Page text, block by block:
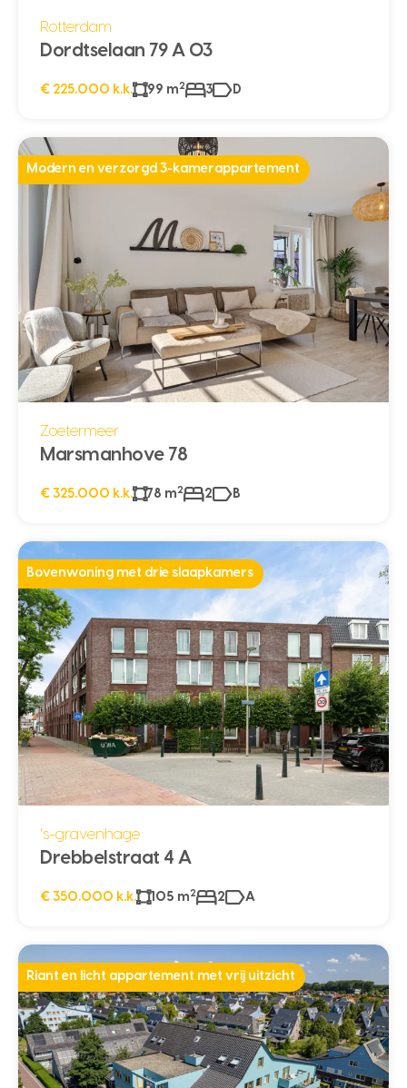
Rotterdam
Dordtselaan 79 A 03
€ 225.000 k.k. 99 m2 3 D
Modern en verzorgd 3-kamerappartement
Zoetermeer
Marsmanhove 78
€ 325.000 k.k. 78 m2 2 B
Bovenwoning met drie slaapkamers
's-gravenhage
Drebbelstraat 4 A
€ 350.000 k.k. 105 m2 2 A
Riant en licht appartement met vrij uitzicht